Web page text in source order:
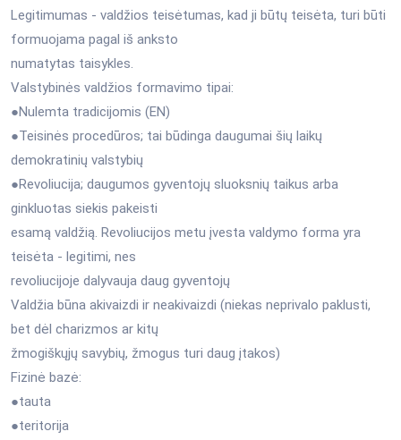
Legitimumas - valdžios teisėtumas, kad ji būtų teisėta, turi būti
formuojama pagal iš anksto
numatytas taisykles.
Valstybinės valdžios formavimo tipai:
●Nulemta tradicijomis (EN)
●Teisinės procedūros; tai būdinga daugumai šių laikų
demokratinių valstybių
●Revoliucija; daugumos gyventojų sluoksnių taikus arba
ginkluotas siekis pakeisti
esamą valdžią. Revoliucijos metu įvesta valdymo forma yra
teisėta - legitimi, nes
revoliucijoje dalyvauja daug gyventojų
Valdžia būna akivaizdi ir neakivaizdi (niekas neprivalo paklusti,
bet dėl charizmos ar kitų
žmogiškųjų savybių, žmogus turi daug įtakos)
Fizinė bazė:
●tauta
●teritorija